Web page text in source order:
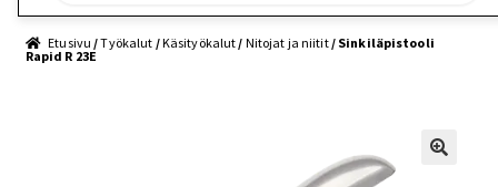
Etusivu /Työkalut /Käsityökalut / Nitojat ja niitit/ Sinkiläpistooli
Rapid R 23E